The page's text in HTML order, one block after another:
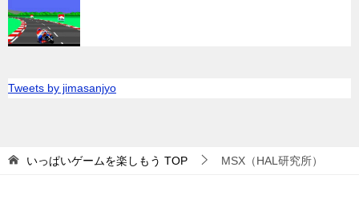
Tweets by jimasanjyo
いっぱいゲームを楽しもう TOP MSX（HAL研究所）